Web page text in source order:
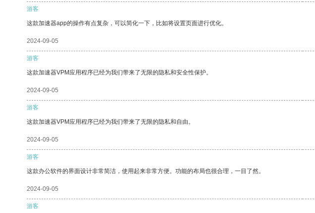
游客
这款加速器app的操作有点复杂，可以简化一下，比如将设置页面进行优化。
2024-09-05
游客
这款加速器VPM应用程序已经为我们带来了无限的隐私和安全性保护。
2024-09-05
游客
这款加速器VPM应用程序已经为我们带来了无限的隐私和自由。
2024-09-05
游客
这款办公软件的界面设计非常简洁，使用起来非常方便。功能的布局也很合理，一目了然。
2024-09-05
游客